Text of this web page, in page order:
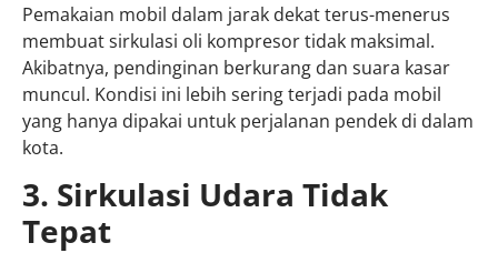
Pemakaian mobil dalam jarak dekat terus-menerus
membuat sirkulasi oli kompresor tidak maksimal.
Akibatnya, pendinginan berkurang dan suara kasar
muncul. Kondisi ini lebih sering terjadi pada mobil
yang hanya dipakai untuk perjalanan pendek di dalam
kota.
3. Sirkulasi Udara Tidak
Tepat